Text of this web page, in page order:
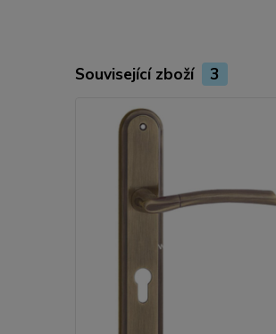
Související zboží 3